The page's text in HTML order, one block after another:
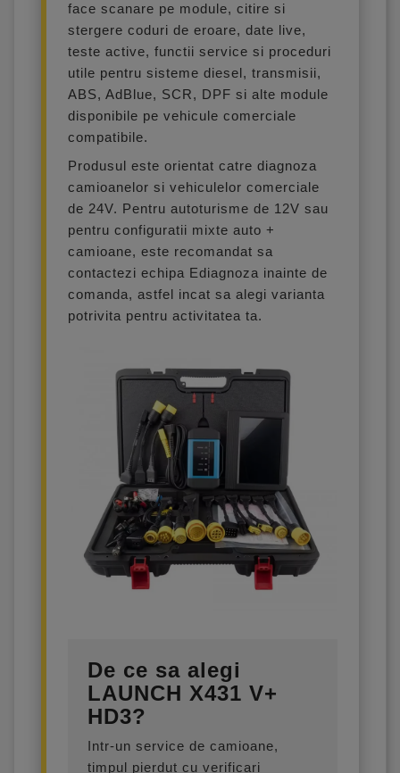
face scanare pe module, citire si
stergere coduri de eroare, date live,
teste active, functii service si proceduri
utile pentru sisteme diesel, transmisii,
ABS, AdBlue, SCR, DPF si alte module
disponibile pe vehicule comerciale
compatibile.
Produsul este orientat catre diagnoza
camioanelor si vehiculelor comerciale
de 24V. Pentru autoturisme de 12V sau
pentru configuratii mixte auto +
camioane, este recomandat sa
contactezi echipa Ediagnoza inainte de
comanda, astfel incat sa alegi varianta
potrivita pentru activitatea ta.
De ce sa alegi
LAUNCH X431 V+
HD3?
Intr-un service de camioane,
timpul pierdut cu verificari